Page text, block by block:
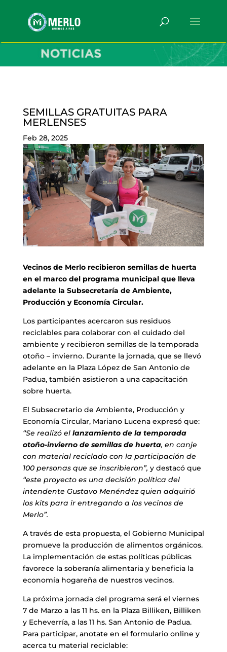
SEMILLAS GRATUITAS PARA
MERLENSES
Feb 28, 2025
Vecinos de Merlo recibieron semillas de huerta
en el marco del programa municipal que lleva
adelante la Subsecretaría de Ambiente,
Producción y Economía Circular.
Los participantes acercaron sus residuos
reciclables para colaborar con el cuidado del
ambiente y recibieron semillas de la temporada
otoño – invierno. Durante la jornada, que se llevó
adelante en la Plaza López de San Antonio de
Padua, también asistieron a una capacitación
sobre huerta.
El Subsecretario de Ambiente, Producción y
Economía Circular, Mariano Lucena expresó que:
“Se realizó el lanzamiento de la temporada
otoño-invierno de semillas de huerta, en canje
con material reciclado con la participación de
100 personas que se inscribieron”, y destacó que
“este proyecto es una decisión política del
intendente Gustavo Menéndez quien adquirió
los kits para ir entregando a los vecinos de
Merlo”.
A través de esta propuesta, el Gobierno Municipal
promueve la producción de alimentos orgánicos.
La implementación de estas políticas públicas
favorece la soberanía alimentaria y beneficia la
economía hogareña de nuestros vecinos.
La próxima jornada del programa será el viernes
7 de Marzo a las 11 hs. en la Plaza Billiken, Billiken
y Echeverría, a las 11 hs. San Antonio de Padua.
Para participar, anotate en el formulario online y
acerca tu material reciclable: